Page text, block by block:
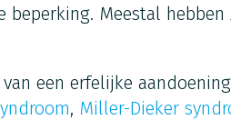
beperking. Meestal hebben
een erfelijke
, Miller-Dieker